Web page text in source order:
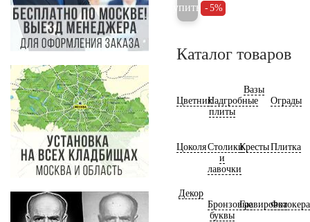
Купить 5%
Каталог товаров
ЦветникНадгробные
плиты
Вазы
Ограды
ЦоколяСтолики
и
лавочки
КрестыПлитка
Декор
Бронзовые
буквы
Гравировка